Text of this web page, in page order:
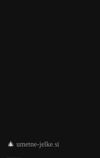
🎄 umetne-jelke.si